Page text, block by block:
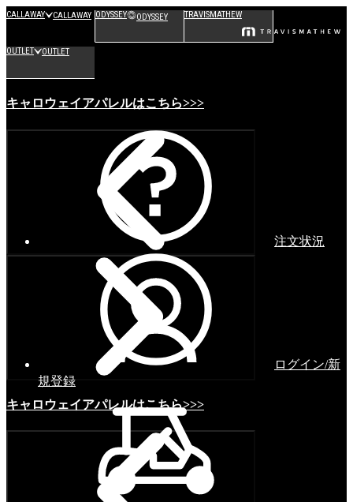
CALLAWAY CALLAWAY ODYSSEY ODYSSEY TRAVISMATHEW
OUTLET OUTLET
キャロウェイアパレルはこちら>>>
キャロウェイアパレルはこちら>>>
注文状況
ログイン/新
規登録